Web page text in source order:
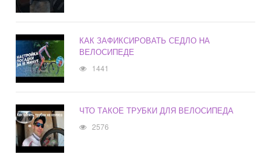
КАК ЗАФИКСИРОВАТЬ СЕДЛО НА
ВЕЛОСИПЕДЕ
1441
ЧТО ТАКОЕ ТРУБКИ ДЛЯ ВЕЛОСИПЕДА
2576